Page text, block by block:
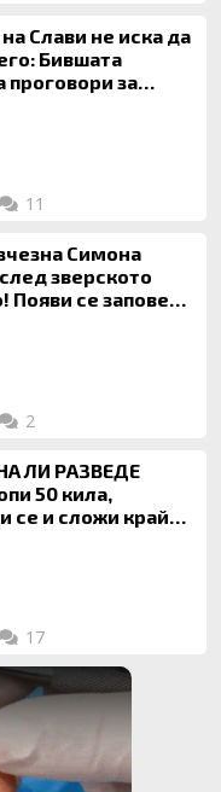
Слави не иска да
Бившата
проговори за
11
Симона
зверското
Появи се заповед
2
ЛИ РАЗВЕДЕ
50 кила,
се и сложи край
17